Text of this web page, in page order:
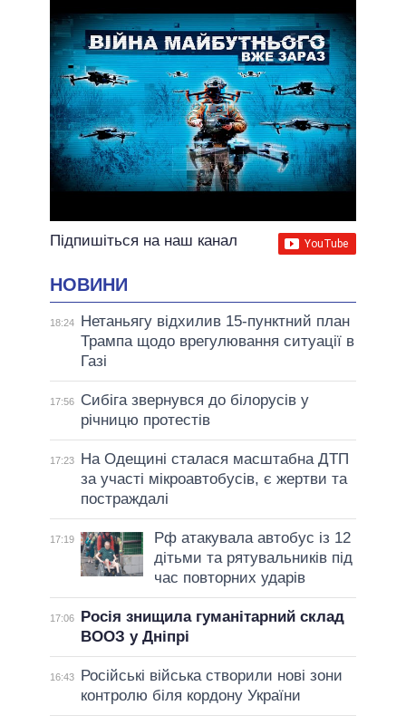
Підпишіться на наш канал
НОВИНИ
18:24
Нетаньягу відхилив 15-пунктний план
Трампа щодо врегулювання ситуації в
Газі
17:56
Сибіга звернувся до білорусів у
річницю протестів
17:23
На Одещині сталася масштабна ДТП
за участі мікроавтобусів, є жертви та
постраждалі
17:19
Рф атакувала автобус із 12
дітьми та рятувальників під
час повторних ударів
17:06
Росія знищила гуманітарний склад
ВООЗ у Дніпрі
16:43
Російські війська створили нові зони
контролю біля кордону України